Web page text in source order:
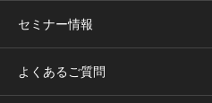
セミナー情報
よくあるご質問